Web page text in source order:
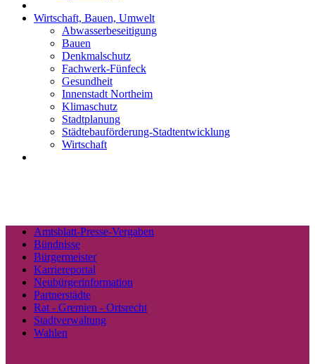
Wirtschaft, Bauen, Umwelt
Abwasserbeseitigung
Bauen
Denkmalschutz
Fachwerk-Fünfeck
Gesundheit
Innenstadt Northeim
Klimaschutz
Stadtplanung
Städtebauförderung-Stadtentwicklung
Wirtschaft
Amtsblatt-Presse-Vergaben
Bündnisse
Bürgermeister
Karriereportal
Neubürgerinformation
Partnerstädte
Rat - Gremien - Ortsrecht
Stadtverwaltung
Wahlen